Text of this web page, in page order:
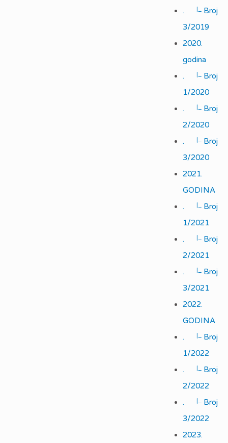
.
|_ Broj
3/2019
2020.
godina
.
|_ Broj
1/2020
.
|_ Broj
2/2020
.
|_ Broj
3/2020
2021.
GODINA
.
|_ Broj
1/2021
.
|_ Broj
2/2021
.
|_ Broj
3/2021
2022.
GODINA
.
|_ Broj
1/2022
.
|_ Broj
2/2022
.
|_ Broj
3/2022
2023.